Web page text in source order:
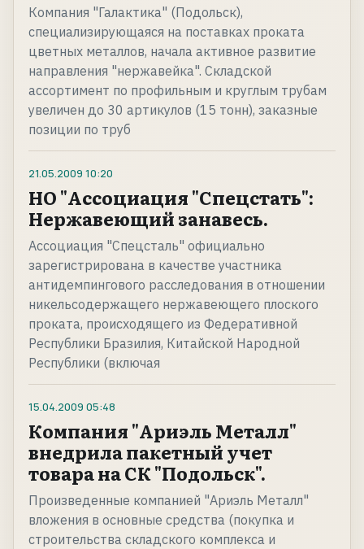
Компания "Галактика" (Подольск),
специализирующаяся на поставках проката
цветных металлов, начала активное развитие
направления "нержавейка". Складской
ассортимент по профильным и круглым трубам
увеличен до 30 артикулов (15 тонн), заказные
позиции по труб
21.05.2009 10:20
НО "Ассоциация "Спецстать":
Нержавеющий занавесь.
Ассоциация "Спецсталь" официально
зарегистрирована в качестве участника
антидемпингового расследования в отношении
никельсодержащего нержавеющего плоского
проката, происходящего из Федеративной
Республики Бразилия, Китайской Народной
Республики (включая
15.04.2009 05:48
Компания "Ариэль Металл"
внедрила пакетный учет
товара на СК "Подольск".
Произведенные компанией "Ариэль Металл"
вложения в основные средства (покупка и
строительства складского комплекса и